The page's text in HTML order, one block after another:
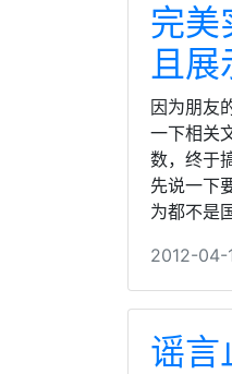
完美
且展
因为朋友
一下相关
数，终于
先说一下
为都不是
2012-04-
谣言